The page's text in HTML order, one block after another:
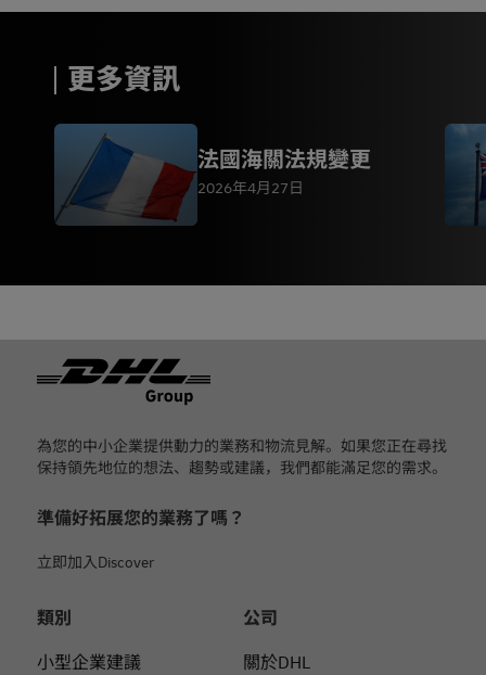
更多資訊
法國海關法規變更
2026年4月27日
為您的中小企業提供動力的業務和物流見解。如果您正在尋找
保持領先地位的想法、趨勢或建議，我們都能滿足您的需求。
準備好拓展您的業務了嗎？
立即加入Discover
類別
小型企業建議
公司
關於DHL